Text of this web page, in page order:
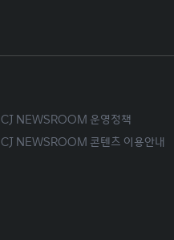
CJ NEWSROOM 운영정책
CJ NEWSROOM 콘텐츠 이용안내